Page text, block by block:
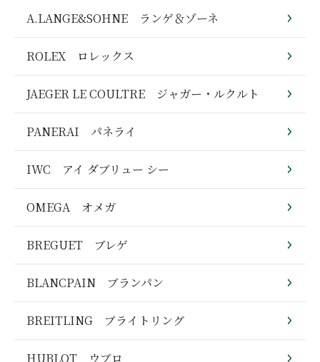
A.LANGE&SOHNE ランゲ＆ゾーネ
ROLEX ロレックス
JAEGER LE COULTRE ジャガー・ルクルト
PANERAI パネライ
IWC アイ ダブリュー シー
OMEGA オメガ
BREGUET ブレゲ
BLANCPAIN ブランパン
BREITLING ブライトリング
HUBLOT ウブロ